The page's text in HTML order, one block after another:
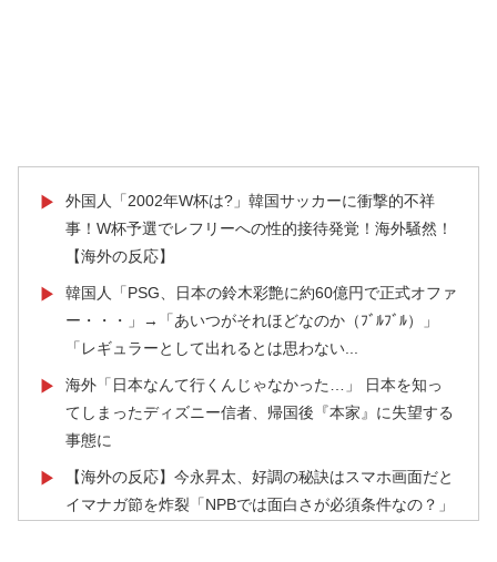
▶
外国人「2002年W杯は?」韓国サッカーに衝撃的不祥
事！W杯予選でレフリーへの性的接待発覚！海外騒然！
【海外の反応】
▶
韓国人「PSG、日本の鈴木彩艶に約60億円で正式オファ
ー・・・」→「あいつがそれほどなのか（ﾌﾞﾙﾌﾞﾙ）」
「レギュラーとして出れるとは思わない...
▶
海外「日本なんて行くんじゃなかった…」 日本を知っ
てしまったディズニー信者、帰国後『本家』に失望する
事態に
▶
【海外の反応】今永昇太、好調の秘訣はスマホ画面だと
イマナガ節を炸裂「NPBでは面白さが必須条件なの？」